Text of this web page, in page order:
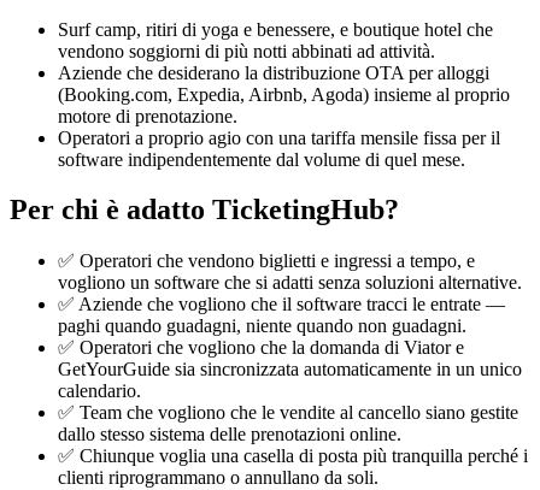
Surf camp, ritiri di yoga e benessere, e boutique hotel che
vendono soggiorni di più notti abbinati ad attività.
Aziende che desiderano la distribuzione OTA per alloggi
(Booking.com, Expedia, Airbnb, Agoda) insieme al proprio
motore di prenotazione.
Operatori a proprio agio con una tariffa mensile fissa per il
software indipendentemente dal volume di quel mese.
Per chi è adatto TicketingHub?
✅ Operatori che vendono biglietti e ingressi a tempo, e
vogliono un software che si adatti senza soluzioni alternative.
✅ Aziende che vogliono che il software tracci le entrate —
paghi quando guadagni, niente quando non guadagni.
✅ Operatori che vogliono che la domanda di Viator e
GetYourGuide sia sincronizzata automaticamente in un unico
calendario.
✅ Team che vogliono che le vendite al cancello siano gestite
dallo stesso sistema delle prenotazioni online.
✅ Chiunque voglia una casella di posta più tranquilla perché i
clienti riprogrammano o annullano da soli.